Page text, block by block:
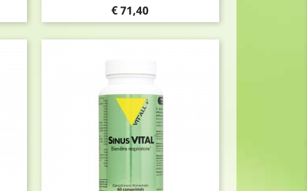
Prijs
€ 71,40